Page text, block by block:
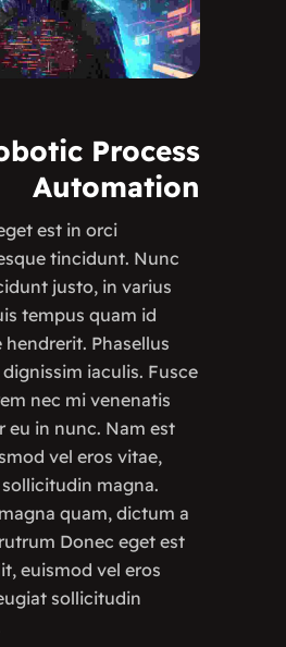
Process
Automation
est in orci
tincidunt. Nunc
justo, in varius
tempus quam id
hendrerit. Phasellus
iaculis. Fusce
nec mi venenatis
eu in nunc. Nam est
vel eros vitae,
magna.
quam, dictum a
Donec eget est
euismod vel eros
sollicitudin